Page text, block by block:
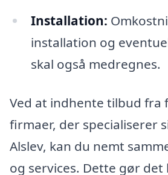
Installation:
installation og
skal også medregnes.
Ved at indhente tilbud fra
firmaer, der specialiserer
Alslev, kan du nemt
og services. Dette gør